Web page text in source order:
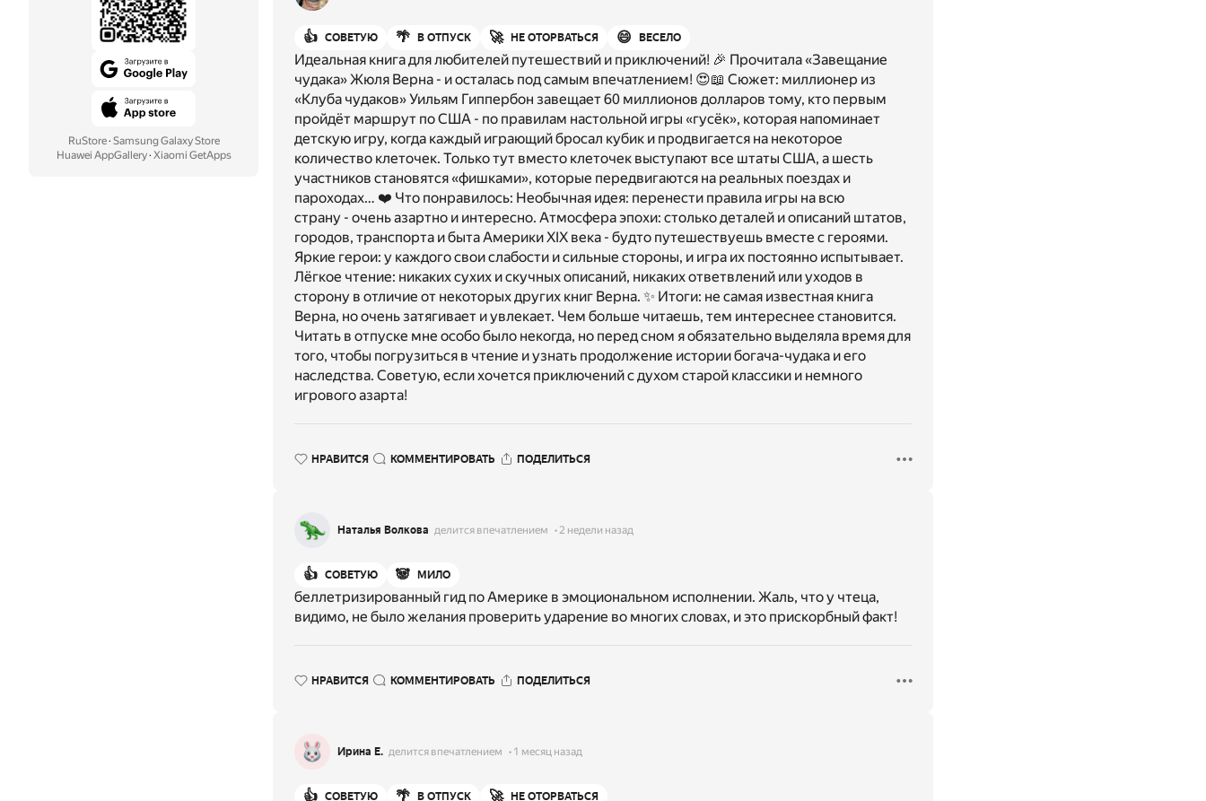
RuStore· Samsung Galaxy Store
Huawei AppGallery· Xiaomi GetApps
👍 СОВЕТУЮ 🌴 В ОТПУСК 🚀 НЕ ОТОРВАТЬСЯ 😄 ВЕСЕЛО
Идеальная книга для любителей путешествий и приключений! 🎉 Прочитала «Завещание
чудака» Жюля Верна - и осталась под самым впечатлением! 😍📖 Сюжет: миллионер из
«Клуба чудаков» Уильям Гиппербон завещает 60 миллионов долларов тому, кто первым
пройдёт маршрут по США - по правилам настольной игры «гусёк», которая напоминает
детскую игру, когда каждый играющий бросал кубик и продвигается на некоторое
количество клеточек. Только тут вместо клеточек выступают все штаты США, а шесть
участников становятся «фишками», которые передвигаются на реальных поездах и
пароходах… ❤️ Что понравилось: Необычная идея: перенести правила игры на всю
страну - очень азартно и интересно. Атмосфера эпохи: столько деталей и описаний штатов,
городов, транспорта и быта Америки XIX века - будто путешествуешь вместе с героями.
Яркие герои: у каждого свои слабости и сильные стороны, и игра их постоянно испытывает.
Лёгкое чтение: никаких сухих и скучных описаний, никаких ответвлений или уходов в
сторону в отличие от некоторых других книг Верна. ✨ Итоги: не самая известная книга
Верна, но очень затягивает и увлекает. Чем больше читаешь, тем интереснее становится.
Читать в отпуске мне особо было некогда, но перед сном я обязательно выделяла время для
того, чтобы погрузиться в чтение и узнать продолжение истории богача-чудака и его
наследства. Советую, если хочется приключений с духом старой классики и немного
игрового азарта!
НРАВИТСЯ КОММЕНТИРОВАТЬ ПОДЕЛИТЬСЯ
Наталья Волкова делится впечатлением 2 недели назад
👍 СОВЕТУЮ 🐼 МИЛО
беллетризированный гид по Америке в эмоциональном исполнении. Жаль, что у чтеца,
видимо, не было желания проверить ударение во многих словах, и это прискорбный факт!
НРАВИТСЯ КОММЕНТИРОВАТЬ ПОДЕЛИТЬСЯ
Ирина Е. делится впечатлением 1 месяц назад
👍 СОВЕТУЮ 🌴 В ОТПУСК 🚀 НЕ ОТОРВАТЬСЯ